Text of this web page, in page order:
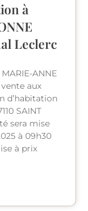
à
Leclerc
MARIE-ANNE
vente aux
d’habitation
SAINT
sera mise
à 09h30
à prix